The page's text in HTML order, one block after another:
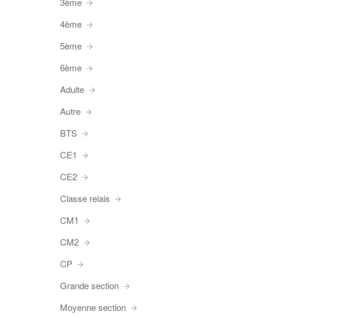
4ème
5ème
6ème
Adulte
Autre
BTS
CE1
CE2
Classe relais
CM1
CM2
CP
Grande section
Moyenne section